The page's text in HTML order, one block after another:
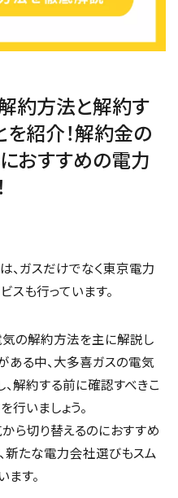
約方法と解約す
紹介！解約金の
おすすめの電力
、ガスだけでなく東京電力
も行っています。
の解約方法を主に解説し
ある中、大多喜ガスの電気
解約する前に確認すべきこ
いましょう。
ら切り替えるのにおすすめ
新たな電力会社選びもスム
す。